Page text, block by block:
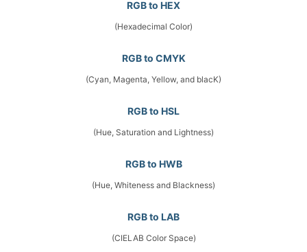
RGB to HEX
(Hexadecimal Color)
RGB to CMYK
(Cyan, Magenta, Yellow, and blacK)
RGB to HSL
(Hue, Saturation and Lightness)
RGB to HWB
(Hue, Whiteness and Blackness)
RGB to LAB
(CIELAB Color Space)